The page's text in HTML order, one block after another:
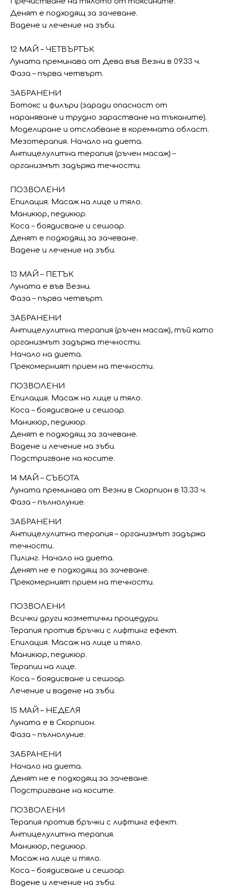
Денят е подходящ за зачеване.
Вадене и лечение на зъби.
12 МАЙ – ЧЕТВЪРТЪК
Луната преминава от Дева във Везни в 09.33 ч.
Фаза – първа четвърт.
ЗАБРАНЕНИ
Ботокс и филъри (заради опасност от
нараняване и трудно зарастване на тъканите).
Моделиране и отслабване в коремната област.
Мезотерапия. Начало на диета.
Антицелулитна терапия (ръчен масаж) –
организмът задържа течности.
ПОЗВОЛЕНИ
Епилация. Масаж на лице и тяло.
Маникюр, педикюр.
Коса – боядисване и сешоар.
Денят е подходящ за зачеване.
Вадене и лечение на зъби.
13 МАЙ – ПЕТЪК
Луната е във Везни.
Фаза – първа четвърт.
ЗАБРАНЕНИ
Антицелулитна терапия (ръчен масаж), тъй като
организмът задържа течности.
Начало на диета.
Прекомерният прием на течности.
ПОЗВОЛЕНИ
Епилация. Масаж на лице и тяло.
Коса – боядисване и сешоар.
Маникюр, педикюр.
Денят е подходящ за зачеване.
Вадене и лечение на зъби.
Подстригване на косите.
14 МАЙ – СЪБОТА
Луната преминава от Везни в Скорпион в 13.33 ч.
Фаза – пълнолуние.
ЗАБРАНЕНИ
Антицелулитна терапия – организмът задържа
течности.
Пилинг. Начало на диета.
Денят не е подходящ за зачеване.
Прекомерният прием на течности.
ПОЗВОЛЕНИ
Всички други козметични процедури.
Терапия против бръчки с лифтинг ефект.
Епилация. Масаж на лице и тяло.
Маникюр, педикюр.
Терапии на лице.
Коса – боядисване и сешоар.
Лечение и вадене на зъби.
15 МАЙ – НЕДЕЛЯ
Луната е в Скорпион.
Фаза – пълнолуние.
ЗАБРАНЕНИ
Начало на диета.
Денят не е подходящ за зачеване.
Подстригване на косите.
ПОЗВОЛЕНИ
Терапия против бръчки с лифтинг ефект.
Антицелулитна терапия.
Маникюр, педикюр.
Масаж на лице и тяло.
Коса – боядисване и сешоар.
Вадене и лечение на зъби.